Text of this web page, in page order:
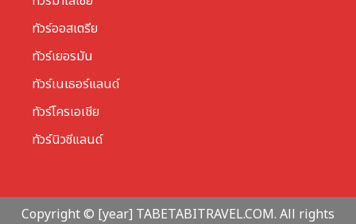
ทัวร์ออสเตรีย
ทัวร์เยอรมัน
ทัวร์เนเธอร์แลนด์
ทัวร์โครเอเชีย
ทัวร์นิวซีแลนด์
Copyright © [year] TABETABITRAVEL.COM. All rights